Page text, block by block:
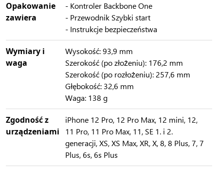
Opakowanie
zawiera
- Kontroler Backbone One
- Przewodnik Szybki start
- Instrukcje bezpieczeństwa
Wymiary i
waga
Wysokość: 93,9 mm
Szerokość (po złożeniu): 176,2 mm
Szerokość (po rozłożeniu): 257,6 mm
Głębokość: 32,6 mm
Waga: 138 g
Zgodność z
urządzeniami
iPhone 12 Pro, 12 Pro Max, 12 mini, 12,
11 Pro, 11 Pro Max, 11, SE 1. i 2.
generacji, XS, XS Max, XR, X, 8, 8 Plus, 7, 7
Plus, 6s, 6s Plus